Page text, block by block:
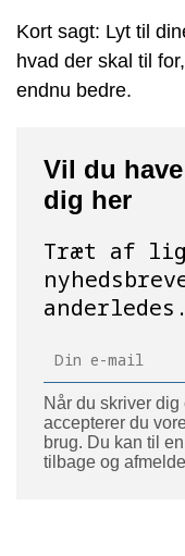
Kort sagt: Lyt til
hvad der skal til
endnu bedre.
Vil du
dig her
Træt af
anderledes.
Når du skriver
accepterer du
brug. Du kan til
tilbage og